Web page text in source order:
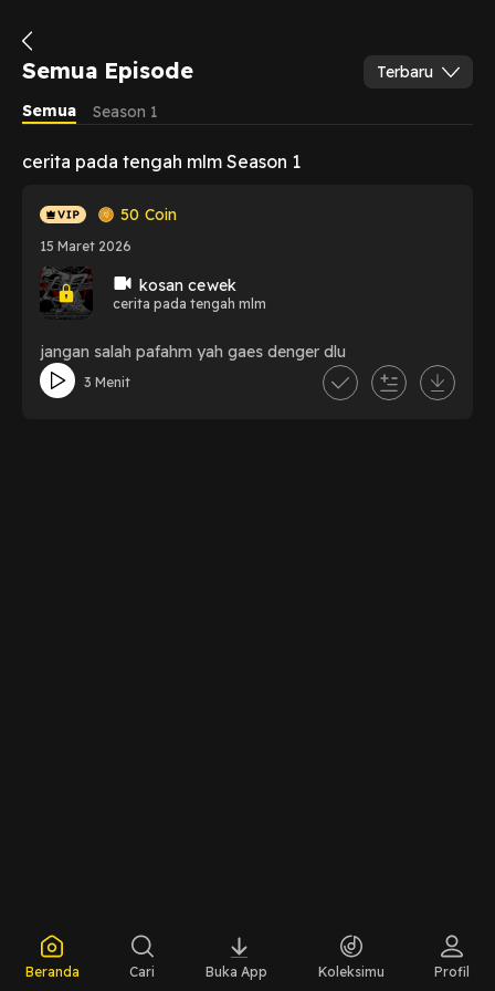
Semua Episode
Terbaru
Semua
Season 1
cerita pada tengah mlm Season 1
50 Coin
15 Maret 2026
kosan cewek
cerita pada tengah mlm
jangan salah pafahm yah gaes denger dlu
3 Menit
Beranda Cari Buka App Koleksimu Profil